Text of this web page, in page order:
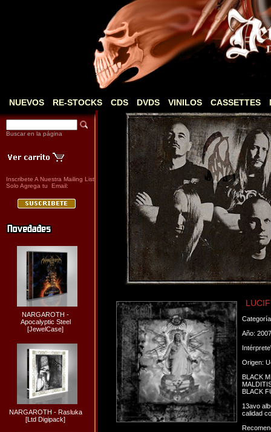
NUEVOS RE-STOCKS CDS DVDS VINILOS CASSETTES
Buscar en la página
Inscribete A Nuestra Mailing List
Solo Agrega tu Email:
NARGAROTH -
Apocalyptic Steel
[JewelCase]
NARGAROTH - Rasluka
[Ltd Digipack]
Año: 2007
Origen:
BLACK
BLACK
13avo
calidad